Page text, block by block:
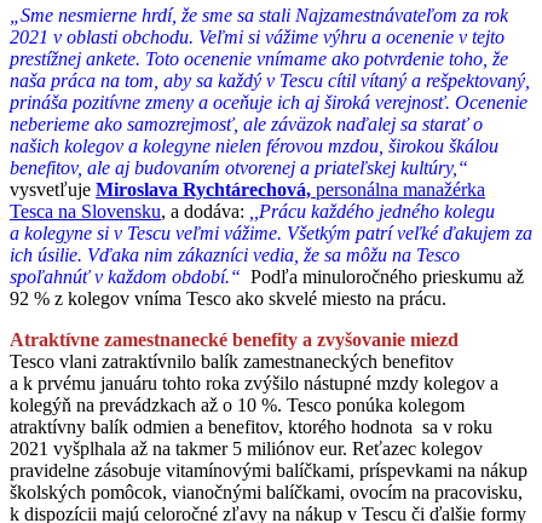
„Sme nesmierne hrdí, že sme sa stali Najzamestnávateľom za rok
2021 v oblasti obchodu. Veľmi si vážime výhru a ocenenie v tejto
prestížnej ankete. Toto ocenenie vnímame ako potvrdenie toho, že
naša práca na tom, aby sa každý v Tescu cítil vítaný a rešpektovaný,
prináša pozitívne zmeny a oceňuje ich aj široká verejnosť. Ocenenie
neberieme ako samozrejmosť, ale záväzok naďalej sa starať o
našich kolegov a kolegyne nielen férovou mzdou, širokou škálou
benefitov, ale aj budovaním otvorenej a priateľskej kultúry,“
vysvetľuje Miroslava Rychtárechová, personálna manažérka
Tesca na Slovensku, a dodáva: ,,Prácu každého jedného kolegu
a kolegyne si v Tescu veľmi vážime. Všetkým patrí veľké ďakujem za
ich úsilie. Vďaka nim zákazníci vedia, že sa môžu na Tesco
spoľahnúť v každom období.“ Podľa minuloročného prieskumu až
92 % z kolegov vníma Tesco ako skvelé miesto na prácu.
Atraktívne zamestnanecké benefity a zvyšovanie miezd
Tesco vlani zatraktívnilo balík zamestnaneckých benefitov
a k prvému januáru tohto roka zvýšilo nástupné mzdy kolegov a
kolegýň na prevádzkach až o 10 %. Tesco ponúka kolegom
atraktívny balík odmien a benefitov, ktorého hodnota sa v roku
2021 vyšplhala až na takmer 5 miliónov eur. Reťazec kolegov
pravidelne zásobuje vitamínovými balíčkami, príspevkami na nákup
školských pomôcok, vianočnými balíčkami, ovocím na pracovisku,
k dispozícii majú celoročné zľavy na nákup v Tescu či ďalšie formy